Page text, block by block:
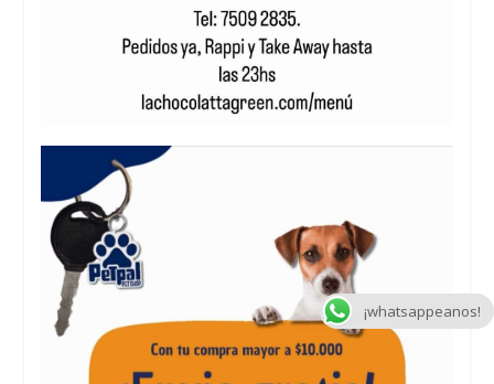
¡whatsappeanos!